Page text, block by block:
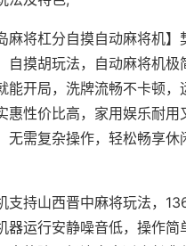
麻将杠分自摸自动麻将机】
自摸胡玩法，自动麻将机极
能开局，洗牌流畅不卡顿，
惠性价比高，家用娱乐耐用
无需复杂操作，轻松畅享休
支持山西晋中麻将玩法，
器运行安静噪音低，操作简